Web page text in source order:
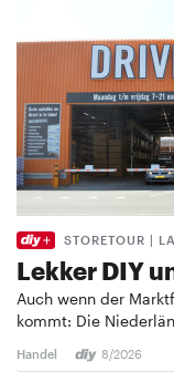
STORETOUR |
Lekker DIY
Auch wenn der
kommt: Die
Handel 8/2026